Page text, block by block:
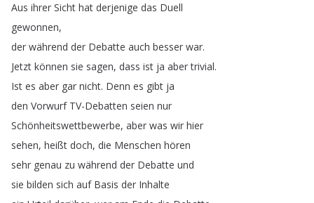
Aus ihrer Sicht hat derjenige das Duell
gewonnen,
der während der Debatte auch besser war.
Jetzt können sie sagen, dass ist ja aber trivial.
Ist es aber gar nicht. Denn es gibt ja
den Vorwurf TV-Debatten seien nur
Schönheitswettbewerbe, aber was wir hier
sehen, heißt doch, die Menschen hören
sehr genau zu während der Debatte und
sie bilden sich auf Basis der Inhalte